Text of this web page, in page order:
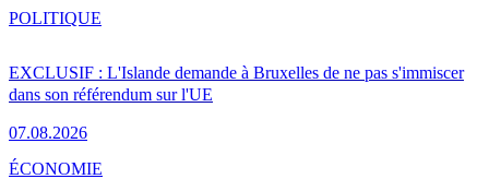
EXCLUSIF : L'Islande demande à Bruxelles de ne pas s'immiscer
dans son référendum sur l'UE
07.08.2026
POLITIQUE
ÉCONOMIE